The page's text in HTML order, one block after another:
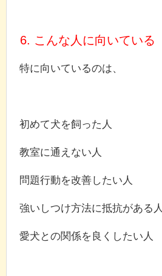
6. こんな人に向いている
特に向いているのは、
初めて犬を飼った人
教室に通えない人
問題行動を改善したい人
強いしつけ方法に抵抗がある人
愛犬との関係を良くしたい人